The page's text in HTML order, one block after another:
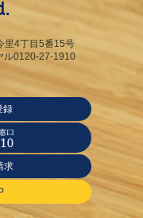
里4丁目5番15号
0120-27-1910
録
求